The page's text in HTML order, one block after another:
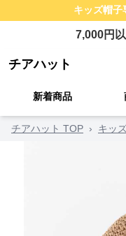
キッズ帽子
7,000円
チアハット
新着商品
チアハット TOP › キッ